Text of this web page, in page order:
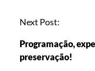
Next Post:
Programação,
preservação!